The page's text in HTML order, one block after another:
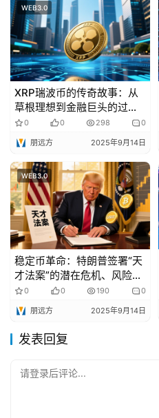
WEB3.0
XRP瑞波币的传奇故事：从
草根理想到金融巨头的过山
车之路
0 0 298 0
朋远方 2025年9月14日
WEB3.0
稳定币革命：特朗普签署“天
才法案”的潜在危机、风险与
投资策略
0 0 190 0
朋远方 2025年9月14日
发表回复
请登录后评论...